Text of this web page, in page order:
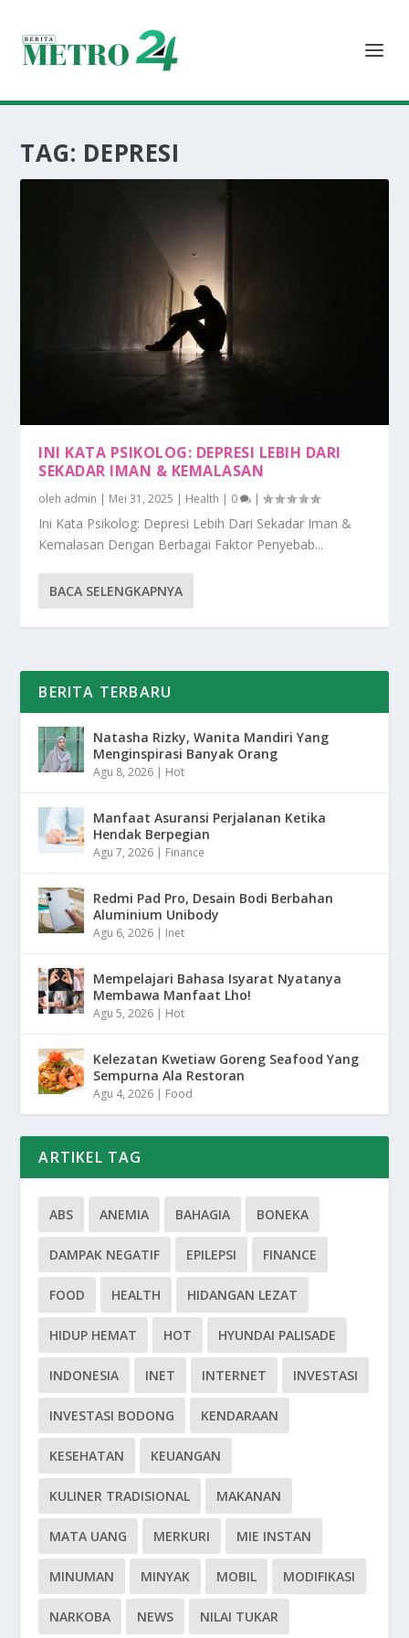
TAG: DEPRESI
INI KATA PSIKOLOG: DEPRESI LEBIH DARI
SEKADAR IMAN & KEMALASAN
oleh admin | Mei 31, 2025 | Health | 0 |
Ini Kata Psikolog: Depresi Lebih Dari Sekadar Iman &
Kemalasan Dengan Berbagai Faktor Penyebab...
BACA SELENGKAPNYA
BERITA TERBARU
Natasha Rizky, Wanita Mandiri Yang
Menginspirasi Banyak Orang
Agu 8, 2026 | Hot
Manfaat Asuransi Perjalanan Ketika
Hendak Berpegian
Agu 7, 2026 | Finance
Redmi Pad Pro, Desain Bodi Berbahan
Aluminium Unibody
Agu 6, 2026 | Inet
Mempelajari Bahasa Isyarat Nyatanya
Membawa Manfaat Lho!
Agu 5, 2026 | Hot
Kelezatan Kwetiaw Goreng Seafood Yang
Sempurna Ala Restoran
Agu 4, 2026 | Food
ARTIKEL TAG
ABS ANEMIA BAHAGIA BONEKA
DAMPAK NEGATIF EPILEPSI FINANCE
FOOD HEALTH HIDANGAN LEZAT
HIDUP HEMAT HOT HYUNDAI PALISADE
INDONESIA INET INTERNET INVESTASI
INVESTASI BODONG KENDARAAN
KESEHATAN KEUANGAN
KULINER TRADISIONAL MAKANAN
MATA UANG MERKURI MIE INSTAN
MINUMAN MINYAK MOBIL MODIFIKASI
NARKOBA NEWS NILAI TUKAR